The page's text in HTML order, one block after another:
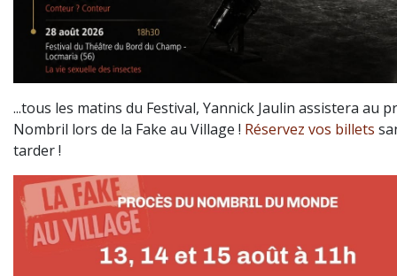
...tous les matins du Festival, Yannick Jaulin assistera au
Nombril lors de la Fake au Village ! Réservez vos billets
tarder !